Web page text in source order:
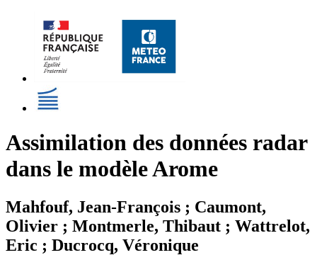
Assimilation des données radar
dans le modèle Arome
Mahfouf, Jean-François ; Caumont,
Olivier ; Montmerle, Thibaut ; Wattrelot,
Eric ; Ducrocq, Véronique